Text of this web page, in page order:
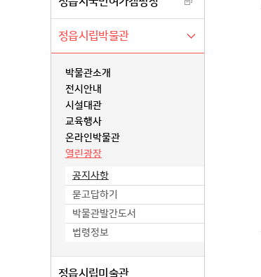
정읍시립박물관
박물관소개
전시안내
시설대관
교육행사
온라인박물관
열린광장
공지사항
묻고답하기
박물관발간도서
법령정보
정읍시립미술관